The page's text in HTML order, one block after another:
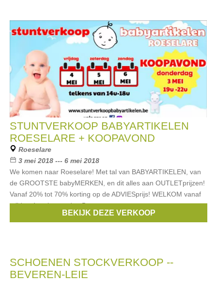
STUNTVERKOOP BABYARTIKELEN
ROESELARE + KOOPAVOND
Roeselare
3 mei 2018 --- 6 mei 2018
We komen naar Roeselare! Met tal van BABYARTIKELEN, van
de GROOTSTE babyMERKEN, en dit alles aan OUTLETprijzen!
Vanaf 20% tot 70% korting op de ADVIESprijs! WELKOM vanaf
vrijdag 4 mei, zaterdag 5
Ralph Lauren ,Difrax ,Bopita,Bibi
BEKIJK DEZE VERKOOP
SCHOENEN STOCKVERKOOP --
BEVEREN-LEIE